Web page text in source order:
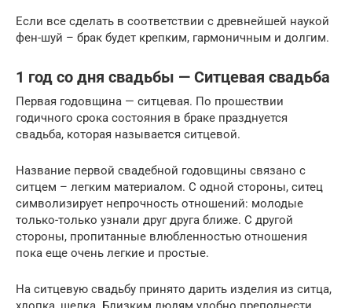
Если все сделать в соответствии с древнейшей наукой
фен-шуй – брак будет крепким, гармоничным и долгим.
1 год со дня свадьбы — Ситцевая свадьба
Первая годовщина — ситцевая. По прошествии
годичного срока состояния в браке празднуется
свадьба, которая называется ситцевой.
Название первой свадебной годовщины связано с
ситцем – легким материалом. С одной стороны, ситец
символизирует непрочность отношений: молодые
только-только узнали друг друга ближе. С другой
стороны, пропитанные влюбленностью отношения
пока еще очень легкие и простые.
На ситцевую свадьбу принято дарить изделия из ситца,